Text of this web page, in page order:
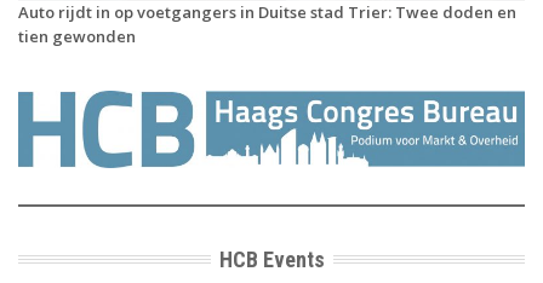
Auto rijdt in op voetgangers in Duitse stad Trier: Twee doden en
tien gewonden
HCB Events